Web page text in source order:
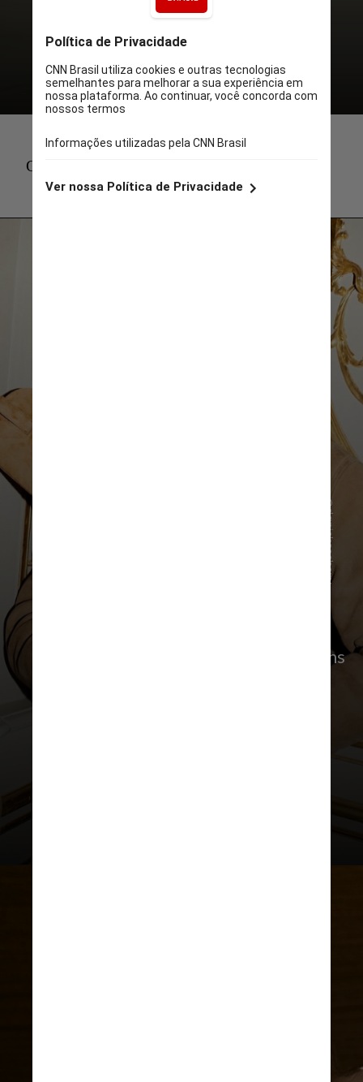
Quirinale.it(1)
Nas redes sociais, ela mostrou imagens
@danielroseberry